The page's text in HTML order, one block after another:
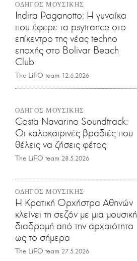
ΟΔΗΓΟΣ ΜΟΥΣΙΚΗΣ
Indira Paganotto: Η γυναίκα
που έφερε το psytrance στο
επίκεντρο της νέας techno
εποχής στο Bolivar Beach
Club
The LiFO team 12.6.2026
ΟΔΗΓΟΣ ΜΟΥΣΙΚΗΣ
Costa Navarino Soundtrack:
Οι καλοκαιρινές βραδιές που
θέλεις να ζήσεις φέτος
The LiFO team 28.5.2026
ΟΔΗΓΟΣ ΜΟΥΣΙΚΗΣ
Η Κρατική Ορχήστρα Αθηνών
κλείνει τη σεζόν με μια μουσική
διαδρομή από την αρχαιότητα
ως το σήμερα
The LiFO team 27.5.2026